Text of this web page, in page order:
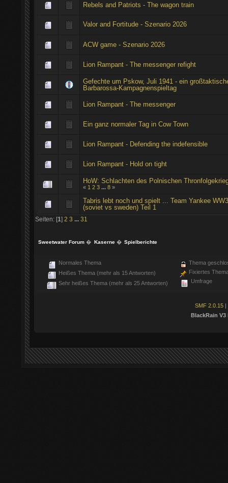
Rebels and Patriots - The wagon train
Valor and Fortitude - Szenario 2026
ACW game - Szenario 2026
Lion Rampant - The messenger refight
Gefechte um Pskow, Juli 1941 - ein
Barbarossa-Kampagnenspieltag
Lion Rampant - The messenger
Ein ganz normaler Tag in Cow Town
Lion Rampant - Defending the indefensible
Lion Rampant - Hold on tight
HoW: Schlachten des Polnischen
« 1 2 3 ...8 »
Tabris lebt noch und spielt ... Team Yankee
(soviet vs sweden) Teil 1
Seiten: [1] 2 3 31
Sweetwater Forum � Kaserne� Spielberichte
Normales Thema
Heißes Thema (mehr als 15 Antworten)
Sehr heißes Thema (mehr als 25 Antworten)
Thema
Fixiertes
Umfrage
SMF 2.0.15 |
BlackRain V3